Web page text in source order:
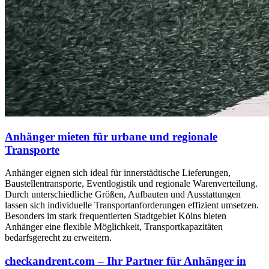
Anhänger mieten für urbane und regionale
Transporte
Anhänger eignen sich ideal für innerstädtische Lieferungen,
Baustellentransporte, Eventlogistik und regionale Warenverteilung.
Durch unterschiedliche Größen, Aufbauten und Ausstattungen
lassen sich individuelle Transportanforderungen effizient umsetzen.
Besonders im stark frequentierten Stadtgebiet Kölns bieten
Anhänger eine flexible Möglichkeit, Transportkapazitäten
bedarfsgerecht zu erweitern.
checkandrent.com – Ihr Partner für Anhänger in